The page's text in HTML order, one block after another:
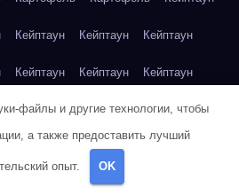
Кейптаун Кейптаун Кейптаун
Кейптаун Кейптаун Кейптаун
Кейптаун Кейптаун Кейптаун
Кейптаун
Клубника
файлы и другие технологии, чтобы
а также предоставить лучший
опыт. OK